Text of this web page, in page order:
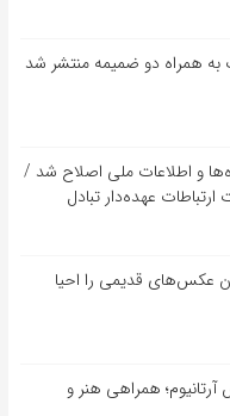
به همراه دو ضمیمه منتشر شد
و اطلاعات ملی اصلاح شد /
عهده‌دار تبادل
عکس‌های قدیمی را احیا
آرتانیوم؛ همراهی هنر و